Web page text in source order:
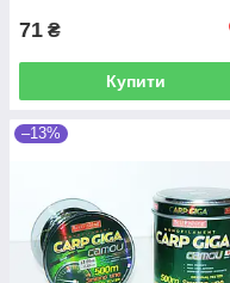
71 ₴
Купити
–13%